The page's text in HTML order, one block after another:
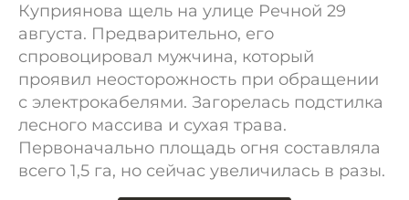
Куприянова щель на улице Речной 29
августа. Предварительно, его
спровоцировал мужчина, который
проявил неосторожность при обращении
с электрокабелями. Загорелась подстилка
лесного массива и сухая трава.
Первоначально площадь огня составляла
всего 1,5 га, но сейчас увеличилась в разы.